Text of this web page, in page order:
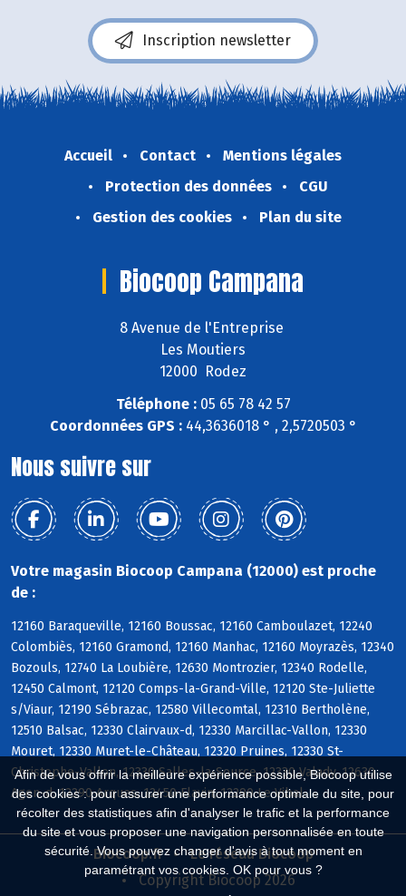
Afin de vous offrir la meilleure expérience possible, Biocoop utilise
des cookies : pour assurer une performance optimale du site, pour
récolter des statistiques afin d'analyser le trafic et la performance
du site et vous proposer une navigation personnalisée en toute
sécurité. Vous pouvez changer d'avis à tout moment en
paramétrant vos cookies. OK pour vous ?
Inscription newsletter
Accueil Contact
Mentions légales
Protection des données
CGU
Gestion des cookies
Plan du site
Biocoop Campana
8 Avenue de l'Entreprise
Les Moutiers
12000 Rodez
Téléphone :05 65 78 42 57
Coordonnées GPS :44,3636018 ° , 2,5720503 °
Nous suivre sur
Votre magasin Biocoop Campana (12000) est proche
de :
12160 Baraqueville, 12160 Boussac, 12160 Camboulazet, 12240
Colombiès, 12160 Gramond, 12160 Manhac, 12160 Moyrazès, 12340
Bozouls, 12740 La Loubière, 12630 Montrozier, 12340 Rodelle,
12450 Calmont, 12120 Comps-la-Grand-Ville, 12120 Ste-Juliette
s/Viaur, 12190 Sébrazac, 12580 Villecomtal, 12310 Bertholène,
12510 Balsac, 12330 Clairvaux-d, 12330 Marcillac-Vallon, 12330
Mouret, 12330 Muret-le-Château, 12320 Pruines, 12330 St-
Christophe-Vallon, 12330 Salles-la-Source, 12330 Valady, 12630
Agen-d, 12290 Arques, 12450 Flavin, 12290 Le Vibal
Biocoop.fr
Le réseau Biocoop
Copyright Biocoop 2026